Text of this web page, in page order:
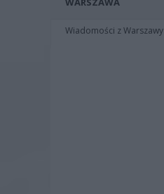
Wiadomości z Warszawy